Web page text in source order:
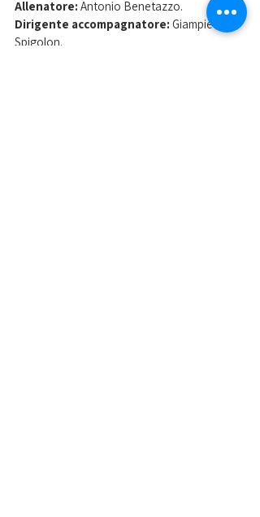
Allenatore: Antonio Benetazzo.
Dirigente accompagnatore: Giampietro
Spigolon.